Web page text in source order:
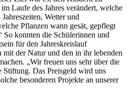
Laufe des Jahres verändert, welche
Wetter und
Pflanzen wann gesät, gepflegt
So konnten die Schülerinnen und
für den Jahreskreislauf
mit der Natur und den in ihr lebenden
„Wir freuen uns sehr über die
Stiftung. Das Preisgeld wird uns
besonderen Projekte an unserer